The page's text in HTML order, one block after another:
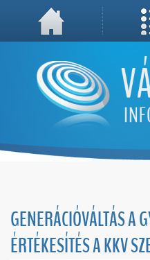
A weboldal használatával Ön elfogadja, hogy Cookie-kat
GENERÁCIÓVÁLTÁS A
ÉRTÉKESÍTÉS A KKV